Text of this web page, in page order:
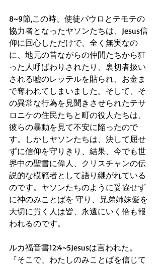
8~9節,この時、使徒パウロとテモテの
協力者となったヤソンたちは、Jesus信
仰に回心しただけで、全く無実なの
に、地元の昔ながらの仲間たちから狂
った人呼ばわりされたり、裏切者扱い
される嘘のレッテルを貼られ、お金ま
で奪われてしまいました。そして、そ
の異常な行為を見聞きさせられたテサ
ロニケの住民たちと町の役人たちは、
彼らの暴動を見て不安に陥ったので
す。しかしヤソンたちは、決して屈せ
ずに信仰を守りきり、結果、今でも世
界中の聖書に偉人、クリスチャンの伝
説的な模範者として語り継がれている
のです。ヤソンたちのように妥協せず
に神のみことばを 守り、兄弟姉妹愛を
大切に貫く人は皆、永遠にいく倍も報
われるのです。
ルカ福音書12:4~5Jesusは言われた。
『そこで、わたしのみことばを信じて